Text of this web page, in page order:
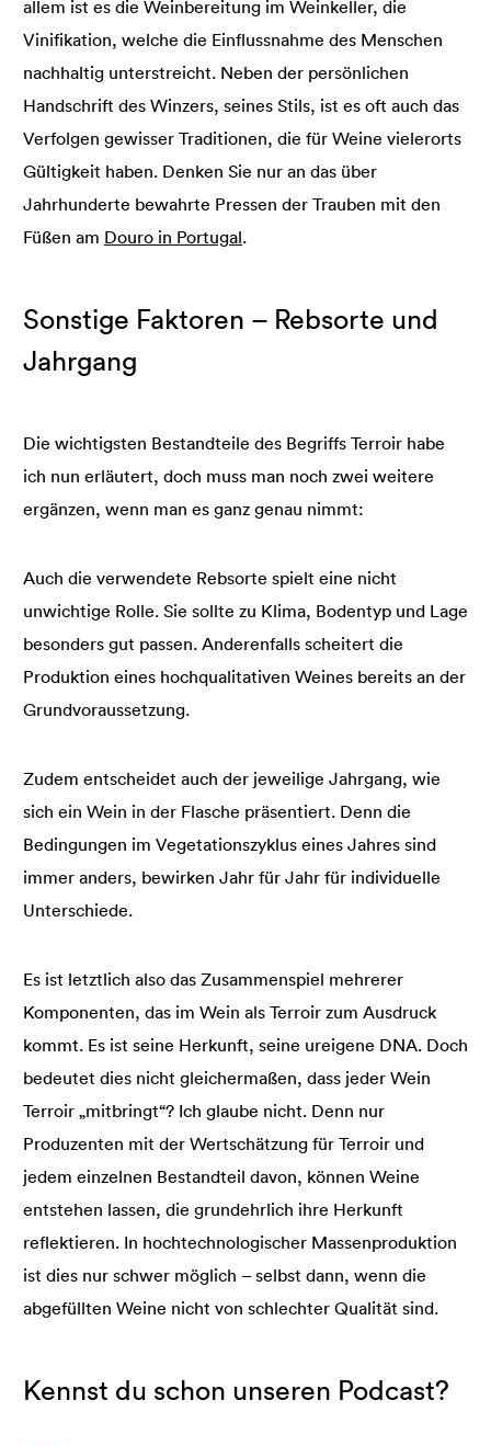
allem ist es die Weinbereitung im Weinkeller, die
Vinifikation, welche die Einflussnahme des Menschen
nachhaltig unterstreicht. Neben der persönlichen
Handschrift des Winzers, seines Stils, ist es oft auch das
Verfolgen gewisser Traditionen, die für Weine vielerorts
Gültigkeit haben. Denken Sie nur an das über
Jahrhunderte bewahrte Pressen der Trauben mit den
Füßen am Douro in Portugal.
Sonstige Faktoren – Rebsorte und
Jahrgang
Die wichtigsten Bestandteile des Begriffs Terroir habe
ich nun erläutert, doch muss man noch zwei weitere
ergänzen, wenn man es ganz genau nimmt:
Auch die verwendete Rebsorte spielt eine nicht
unwichtige Rolle. Sie sollte zu Klima, Bodentyp und Lage
besonders gut passen. Anderenfalls scheitert die
Produktion eines hochqualitativen Weines bereits an der
Grundvoraussetzung.
Zudem entscheidet auch der jeweilige Jahrgang, wie
sich ein Wein in der Flasche präsentiert. Denn die
Bedingungen im Vegetationszyklus eines Jahres sind
immer anders, bewirken Jahr für Jahr für individuelle
Unterschiede.
Es ist letztlich also das Zusammenspiel mehrerer
Komponenten, das im Wein als Terroir zum Ausdruck
kommt. Es ist seine Herkunft, seine ureigene DNA. Doch
bedeutet dies nicht gleichermaßen, dass jeder Wein
Terroir „mitbringt“? Ich glaube nicht. Denn nur
Produzenten mit der Wertschätzung für Terroir und
jedem einzelnen Bestandteil davon, können Weine
entstehen lassen, die grundehrlich ihre Herkunft
reflektieren. In hochtechnologischer Massenproduktion
ist dies nur schwer möglich – selbst dann, wenn die
abgefüllten Weine nicht von schlechter Qualität sind.
Kennst du schon unseren Podcast?